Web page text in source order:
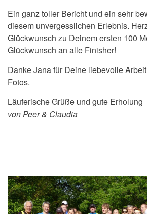
Ein ganz toller Bericht und ein sehr
diesem unvergesslichen Erlebnis.
Glückwunsch zu Deinem ersten 100
Glückwunsch an alle Finisher!
Danke Jana für Deine liebevolle
Fotos.
Läuferische Grüße und gute Erholung
von Peer & Claudia